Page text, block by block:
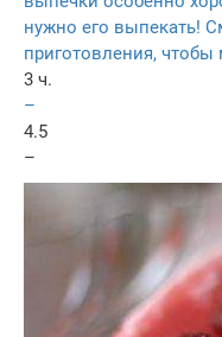
нужно его выпекать!
приготовления,
3 ч.
–
4.5
–